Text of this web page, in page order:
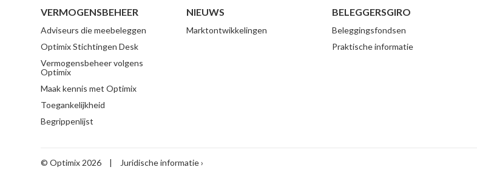
VERMOGENSBEHEER
Adviseurs die meebeleggen
Optimix Stichtingen Desk
Vermogensbeheer volgens
Optimix
Maak kennis met Optimix
Toegankelijkheid
Begrippenlijst
NIEUWS
Marktontwikkelingen
BELEGGERSGIRO
Beleggingsfondsen
Praktische informatie
© Optimix 2026 | Juridische informatie